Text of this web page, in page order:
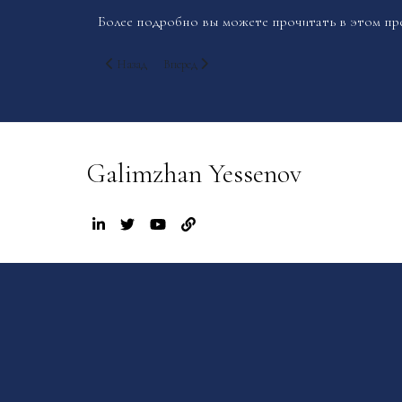
Более подробно вы можете прочитать в этом
Предыдущий: Ежегодная встреча победителей Yessenov
Назад Следующий: Уроки, извлеченные из элитного
Вперед
Galimzhan Yessenov